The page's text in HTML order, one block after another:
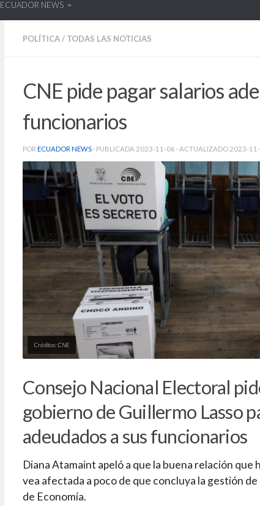
ECUADOR NEWS
POLÍTICA/ TODAS LAS NOTICIAS
CNE pide pagar salarios
funcionarios
POR ECUADOR NEWS · PUBLICADA 2023-11-06 · ACTUALIZADO 2023-
Créditos: CNE
Consejo Nacional Electoral
gobierno de Guillermo Lasso
adeudados a sus funcionarios
Diana Atamaint apeló a que la buena relación que
vea afectada a poco de que concluya la gestión
de Economía.